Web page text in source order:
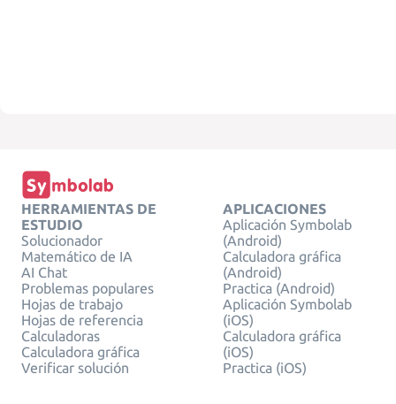
HERRAMIENTAS DE
ESTUDIO
Solucionador
Matemático de IA
AI Chat
Problemas populares
Hojas de trabajo
Hojas de referencia
Calculadoras
Calculadora gráfica
Verificar solución
APLICACIONES
Aplicación Symbolab
(Android)
Calculadora gráfica
(Android)
Practica (Android)
Aplicación Symbolab
(iOS)
Calculadora gráfica
(iOS)
Practica (iOS)